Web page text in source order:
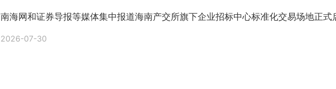
南海网和证券导报等媒体集中报道海南产交所旗下企业招标中心标准化交易场地正式
2026-07-30